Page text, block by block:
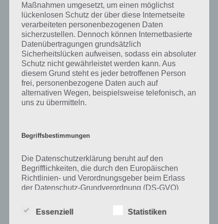
Zu Akkordeon haben wir zunächst keine weiteren Informationen
parat!
Auf WhatsApp teilen Teilen auf Facebook
Tweet auf Twitter
Maßnahmen umgesetzt, um einen möglichst
lückenlosen Schutz der über diese Internetseite
verarbeiteten personenbezogenen Daten
sicherzustellen. Dennoch können Internetbasierte
Datenübertragungen grundsätzlich
Sicherheitslücken aufweisen, sodass ein absoluter
Schutz nicht gewährleistet werden kann. Aus
diesem Grund steht es jeder betroffenen Person
frei, personenbezogene Daten auch auf
alternativen Wegen, beispielsweise telefonisch, an
uns zu übermitteln.
Begriffsbestimmungen
Die Datenschutzerklärung beruht auf den
Begrifflichkeiten, die durch den Europäischen
Richtlinien- und Verordnungsgeber beim Erlass
der Datenschutz-Grundverordnung (DS-GVO)
soll sowohl für die Öffentlichkeit als auch für
unsere Kunden und Geschäftspartner einfach
Essenziell Statistiken